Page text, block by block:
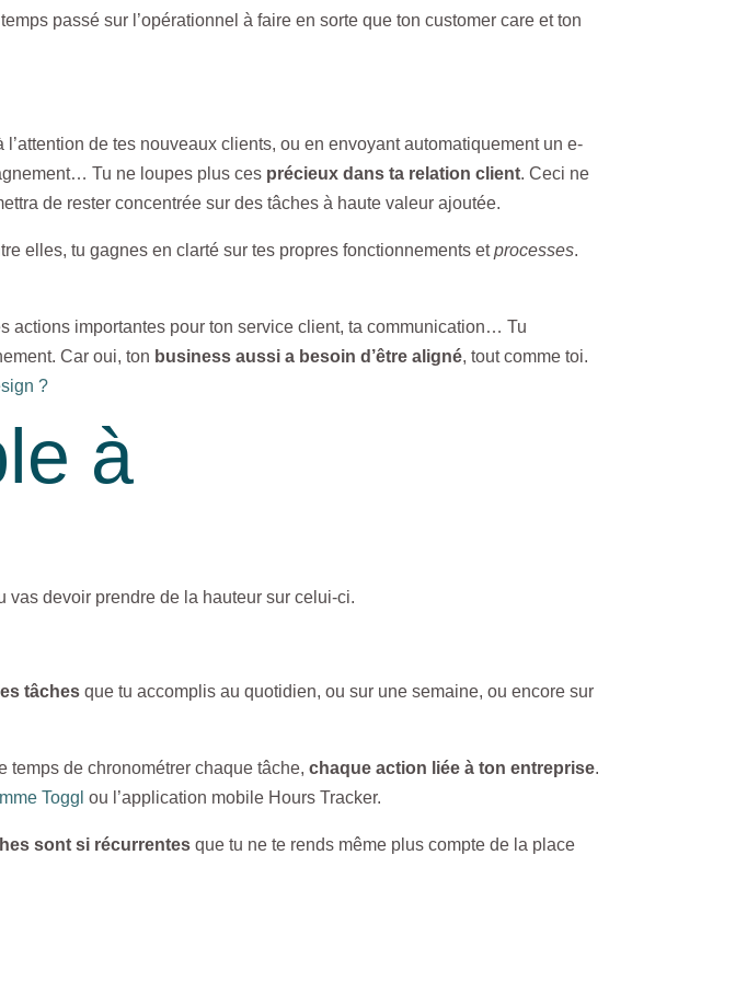
passé sur l’opérationnel à faire en sorte que ton customer care et ton
de tes nouveaux clients, ou en envoyant automatiquement un e-
Tu ne loupes plus ces précieux dans ta relation client. Ceci ne
de rester concentrée sur des tâches à haute valeur ajoutée.
elles, tu gagnes en clarté sur tes propres fonctionnements etprocesses.
actions importantes pour ton service client, ta communication… Tu
Car oui, ton business aussi a besoin d’être aligné, tout comme toi.
?
à
vas devoir prendre de la hauteur sur celui-ci.
tâchesque tu accomplis au quotidien, ou sur une semaine, ou encore sur
temps de chronométrer chaque tâche,chaque action liée à ton entreprise.
Toggl ou l’application mobile Hours Tracker.
sont si récurrentes que tu ne te rends même plus compte de la place